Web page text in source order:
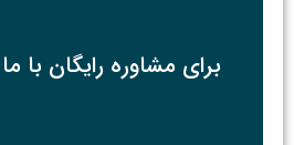
برای مشاوره رایگان با